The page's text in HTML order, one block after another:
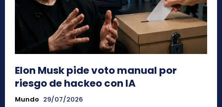
Elon Musk pide voto manual por
riesgo de hackeo con IA
Mundo 29/07/2026